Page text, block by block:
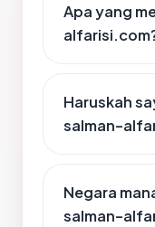
Apa yang
Haruskah
salman-
Negara
salman-